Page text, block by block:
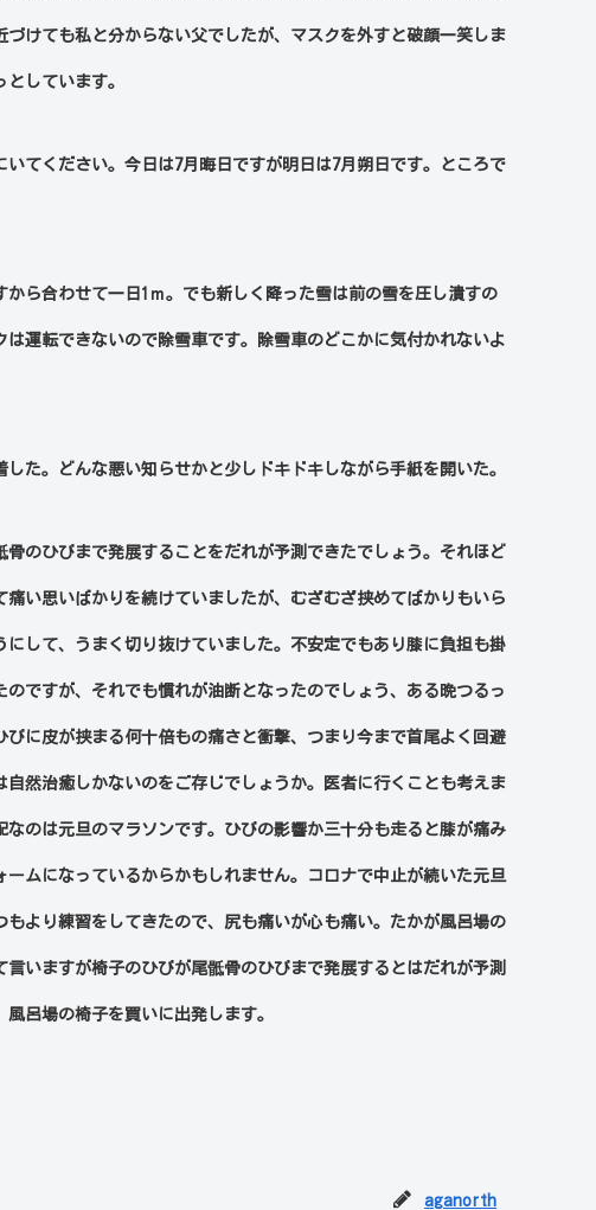
けても私と分からない父でしたが、マスクを外すと破顔一笑しま
しています。
いてください。今日は7月晦日ですが明日は7月朔日です。ところで
から合わせて一日 1 ｍ。でも新しく降った雪は前の雪を圧し潰すの
運転できないので除雪車です。除雪車のどこかに気付かれないよ
た。どんな悪い知らせかと少しドキドキしながら手紙を開いた。
のひびまで発展することをだれが予測できたでしょう。それほど
い思いばかりを続けていましたが、むざむざ挟めてばかりもいら
して、うまく切り抜けていました。不安定でもあり膝に負担も掛
ですが、それでも慣れが油断となったのでしょう、ある晩つるっ
に皮が挟まる何十倍もの痛さと衝撃、つまり今まで首尾よく回避
然治癒しかないのをご存じでしょうか。医者に行くことも考えま
のは元旦のマラソンです。ひびの影響か三十分も走ると膝が痛み
ムになっているからかもしれません。コロナで中止が続いた元旦
より練習をしてきたので、尻も痛いが心も痛い。たかが風呂場の
いますが椅子のひびが尾骶骨のひびまで発展するとはだれが予測
呂場の椅子を買いに出発します。
aganorth